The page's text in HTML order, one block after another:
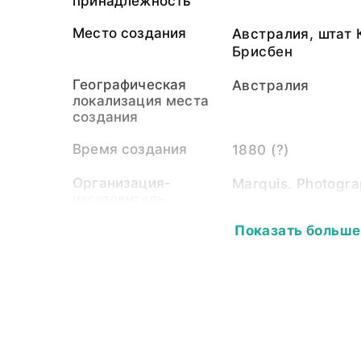
Место создания
Австралия, штат
Брисбен
Географическая
локализация места
создания
Австралия
Время создания 1880 (?)
Организация-
Marquis.
Миклухо-Маклай
Показать больше